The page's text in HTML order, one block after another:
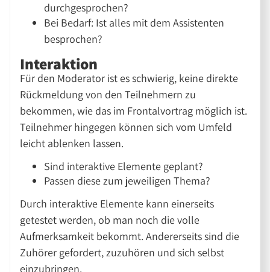
durchgesprochen?
Bei Bedarf: Ist alles mit dem Assistenten
besprochen?
Interaktion
Für den Moderator ist es schwierig, keine direkte
Rückmeldung von den Teilnehmern zu
bekommen, wie das im Frontalvortrag möglich ist.
Teilnehmer hingegen können sich vom Umfeld
leicht ablenken lassen.
Sind interaktive Elemente geplant?
Passen diese zum jeweiligen Thema?
Durch interaktive Elemente kann einerseits
getestet werden, ob man noch die volle
Aufmerksamkeit bekommt. Andererseits sind die
Zuhörer gefordert, zuzuhören und sich selbst
einzubringen.